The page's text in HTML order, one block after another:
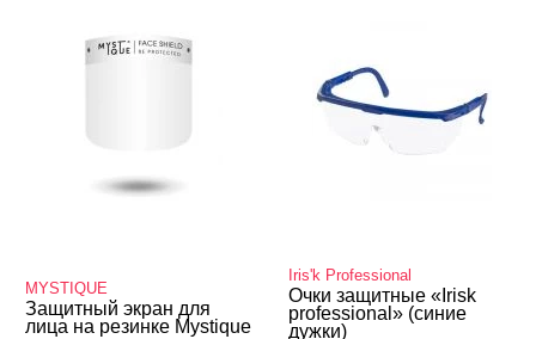
Подарки и сертификаты
Защитные очки и экраны
MYSTIQUE
Защитный экран для
лица на резинке Mystique
Iris'k Professional
Очки защитные «Irisk
professional» (синие
дужки)